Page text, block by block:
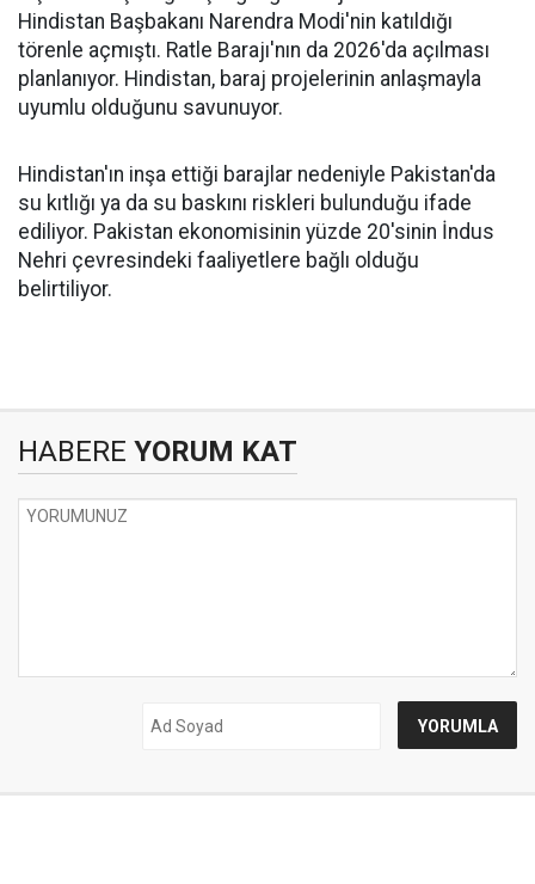
Hindistan Başbakanı Narendra Modi'nin katıldığı
törenle açmıştı. Ratle Barajı'nın da 2026'da açılması
planlanıyor. Hindistan, baraj projelerinin anlaşmayla
uyumlu olduğunu savunuyor.
Hindistan'ın inşa ettiği barajlar nedeniyle Pakistan'da
su kıtlığı ya da su baskını riskleri bulunduğu ifade
ediliyor. Pakistan ekonomisinin yüzde 20'sinin İndus
Nehri çevresindeki faaliyetlere bağlı olduğu
belirtiliyor.
HABERE YORUM KAT